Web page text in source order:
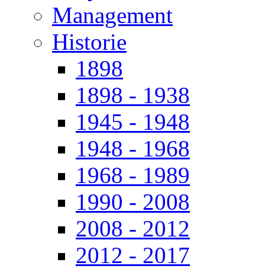
Management
Historie
1898
1898 - 1938
1945 - 1948
1948 - 1968
1968 - 1989
1990 - 2008
2008 - 2012
2012 - 2017